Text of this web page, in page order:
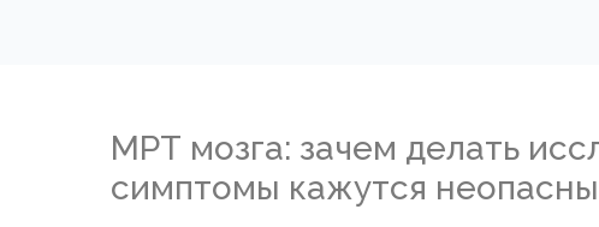
МРТ мозга: зачем делать
симптомы кажутся